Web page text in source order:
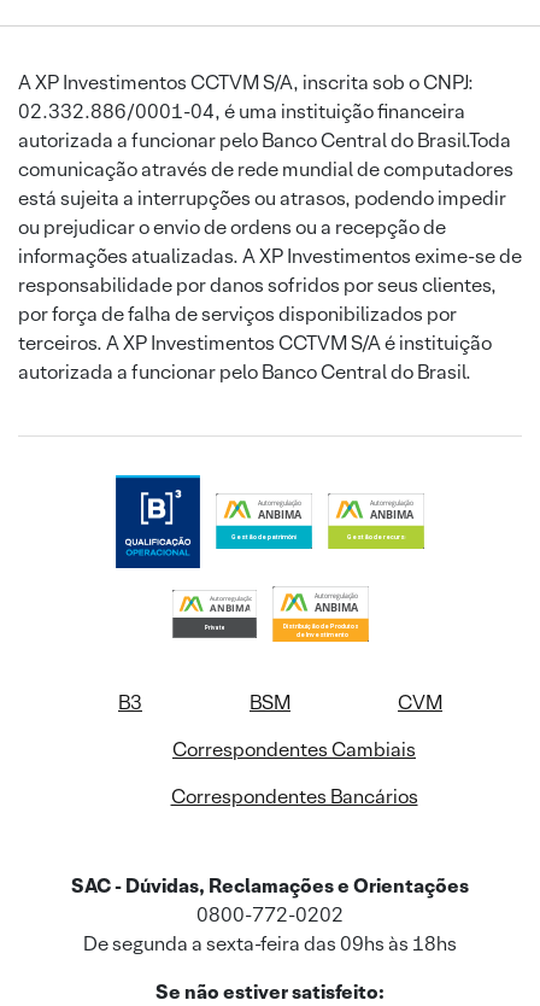
A XP Investimentos CCTVM S/A, inscrita sob o CNPJ:
02.332.886/0001-04, é uma instituição financeira
autorizada a funcionar pelo Banco Central do Brasil.Toda
comunicação através de rede mundial de computadores
está sujeita a interrupções ou atrasos, podendo impedir
ou prejudicar o envio de ordens ou a recepção de
informações atualizadas. A XP Investimentos exime-se de
responsabilidade por danos sofridos por seus clientes,
por força de falha de serviços disponibilizados por
terceiros. A XP Investimentos CCTVM S/A é instituição
autorizada a funcionar pelo Banco Central do Brasil.
B3 BSM
CVM
Correspondentes Cambiais
Correspondentes Bancários
SAC - Dúvidas, Reclamações e Orientações
0800-772-0202
De segunda a sexta-feira das 09hs às 18hs
Se não estiver satisfeito: